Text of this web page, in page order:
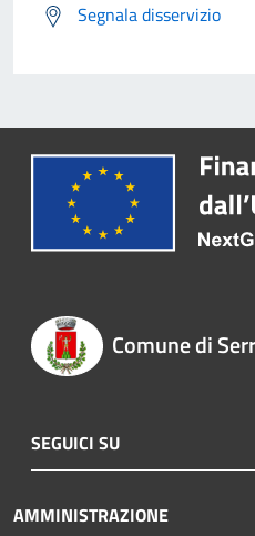
Segnala disservizio
Comune di
SEGUICI SU
AMMINISTRAZIONE